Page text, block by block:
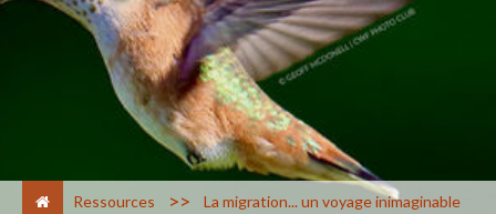
Ressources > La migration... un voyage inimaginable